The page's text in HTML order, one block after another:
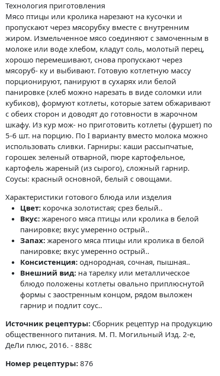
Технология приготовления
Мясо птицы или кролика нарезают на кусочки и
пропускают через мясорубку вместе с внутренним
жиром. Измельченное мясо соединяют с замоченным в
молоке или воде хлебом, кладут соль, молотый перец,
хорошо перемешивают, снова пропускают через
мясоруб- ку и выбивают. Готовую котлетную массу
порционируют, панируют в сухарях или белой
панировке (хлеб можно нарезать в виде соломки или
кубиков), формуют котлеты, которые затем обжаривают
с обеих сторон и доводят до готовности в жарочном
шкафу. Из кур мож- но приготовить котлеты (фуршет) по
5-6 шт. на порцию. По I варианту вместо молока можно
использовать сливки. Гарниры: каши рассыпчатые,
горошек зеленый отварной, пюре картофельное,
картофель жареный (из сырого), сложный гарнир.
Соусы: красный основной, белый с овощами.
Характеристики готового блюда или изделия
Цвет: корочка золотистая; срез белый..
Вкус: жареного мяса птицы или кролика в белой
панировке; вкус умеренно острый..
Запах: жареного мяса птицы или кролика в белой
панировке; вкус умеренно острый..
Консистенция: однородная, сочная, пышная..
Внешний вид: на тарелку или металлическое
блюдо положены котлеты овально приплюснутой
формы с заостренным концом, рядом выложен
гарнир и подлит соус..
Источник рецептуры: Сборник рецептур на продукцию
общественного питания. М. П. Могильный Изд. 2-е,
ДеЛи плюс, 2016. - 888с
Номер рецептуры: 876